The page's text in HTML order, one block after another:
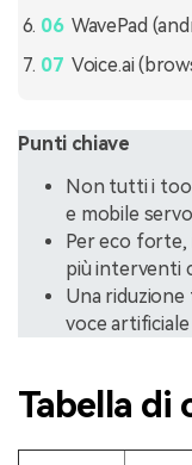
WavePad
Voice.ai
Punti chiave
Non tutti i
e mobile
Per eco
più interventi
Una riduzione
voce artificiale
Tabella di